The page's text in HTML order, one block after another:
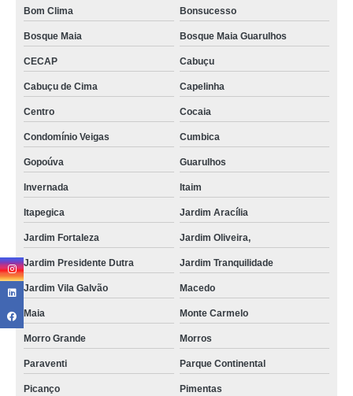
Bom Clima Bonsucesso
Bosque Maia Bosque Maia Guarulhos
CECAP Cabuçu
Cabuçu de Cima Capelinha
Centro Cocaia
Condomínio Veigas Cumbica
Gopoúva Guarulhos
Invernada Itaim
Itapegica Jardim Aracília
Jardim Fortaleza Jardim Oliveira,
Jardim Presidente Dutra Jardim Tranquilidade
Jardim Vila Galvão Macedo
Maia Monte Carmelo
Morro Grande Morros
Paraventi Parque Continental
Picanço Pimentas